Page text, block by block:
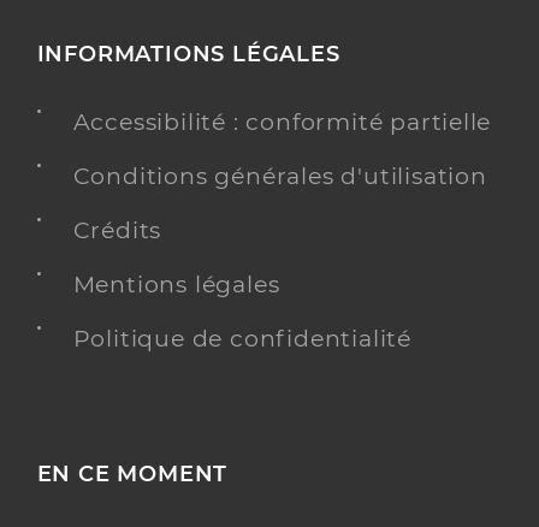
INFORMATIONS LÉGALES
Accessibilité : conformité partielle
Conditions générales d'utilisation
Crédits
Mentions légales
Politique de confidentialité
EN CE MOMENT